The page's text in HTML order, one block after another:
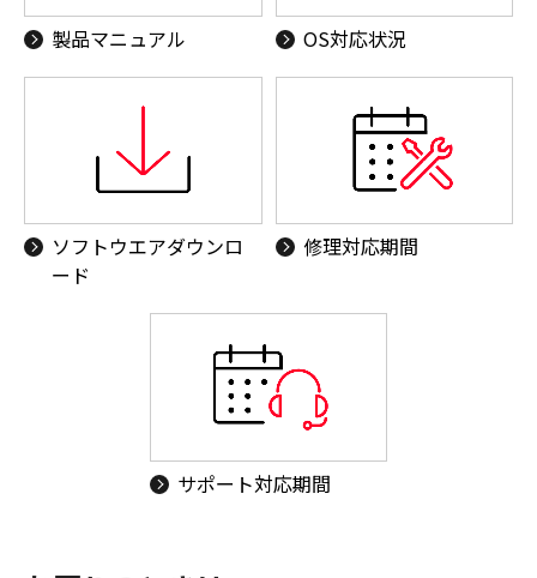
製品マニュアル OS対応状況
ソフトウエアダウンロ
ード
修理対応期間
サポート対応期間